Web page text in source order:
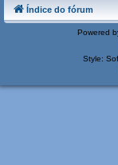
Índice do fórum
Powered
Style: